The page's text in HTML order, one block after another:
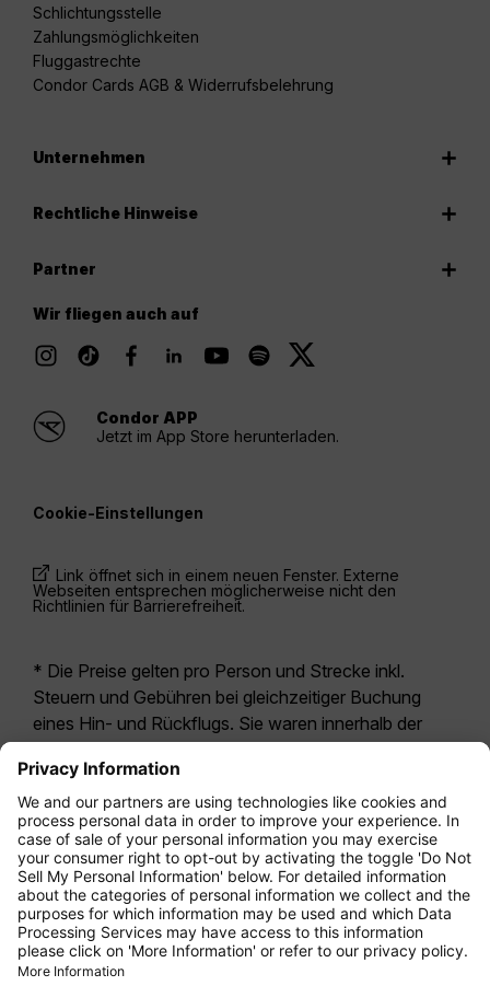
Schlichtungsstelle
Zahlungsmöglichkeiten
Fluggastrechte
Condor Cards AGB & Widerrufsbelehrung
Unternehmen
Rechtliche Hinweise
Partner
Wir fliegen auch auf
Condor APP
Jetzt im App Store herunterladen.
Cookie-Einstellungen
Link öffnet sich in einem neuen Fenster. Externe
Webseiten entsprechen möglicherweise nicht den
Richtlinien für Barrierefreiheit.
* Die Preise gelten pro Person und Strecke inkl.
Steuern und Gebühren bei gleichzeitiger Buchung
eines Hin- und Rückflugs. Sie waren innerhalb der
letzten 24 Stunden verfügbar und sind
möglicherweise nicht mehr aktuell. Bei den für die
Economy Class angegebenen Tarifen handelt es
sich i.d.R. um Economy Zero, unsere restriktivste
Tarifoption. Es können hierfür zusätzliche Gebühren
fürAufgabegepäckoder für andere optionale
Leistungen anfallen. Es gelten dieAllgemeinen
Geschäftsbedingungen .